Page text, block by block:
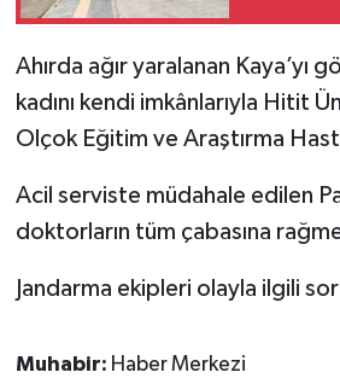
Ahırda ağır yaralanan Kaya’yı
kadını kendi imkânlarıyla Hitit
Olçok Eğitim ve Araştırma
Acil serviste müdahale edilen
doktorların tüm çabasına
Jandarma ekipleri olayla ilgili
Muhabir: Haber Merkezi